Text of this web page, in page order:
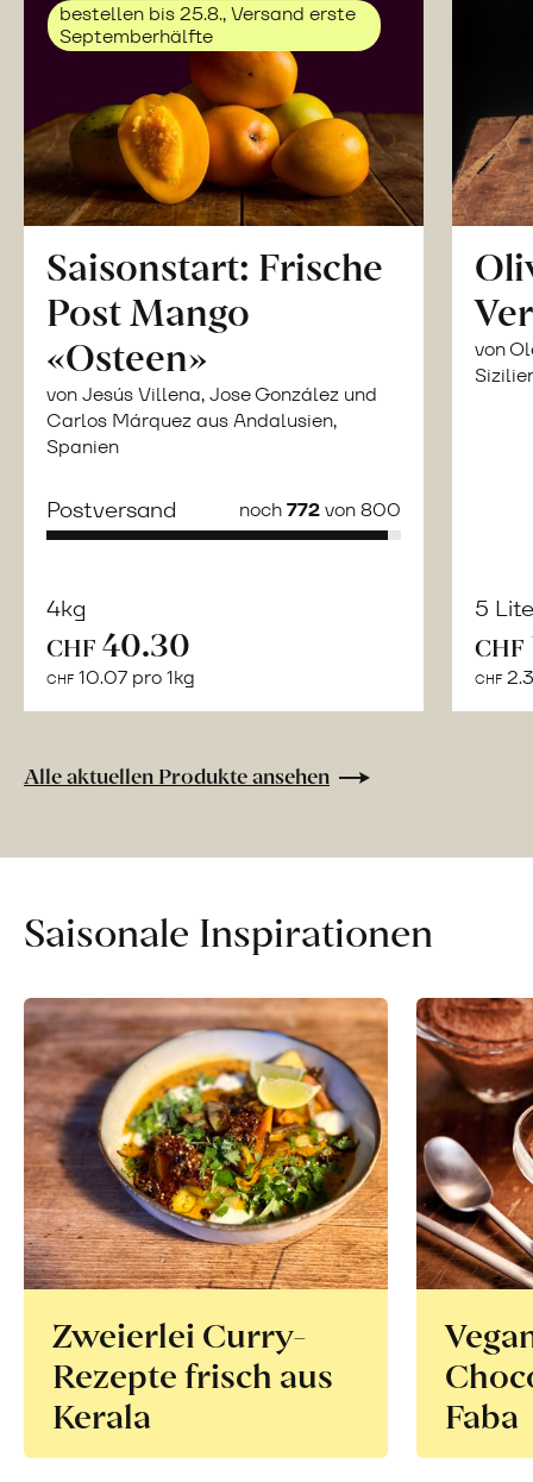
bestellen bis 25.8., Versand erste
Septemberhälfte
Saisonstart: Frische
Post Mango
«Osteen»
von Jesús Villena, Jose González und
Carlos Márquez aus Andalusien,
Spanien
Postversand noch772von 800
4kg
CHF 40.30
CHF 10.07 pro 1kg
Hartweizen
von
5
CHF
CHF
Alle aktuellen Produkte ansehen
Saisonale Inspirationen
Zweierlei Curry-
Rezepte frisch aus
Kerala
Faba